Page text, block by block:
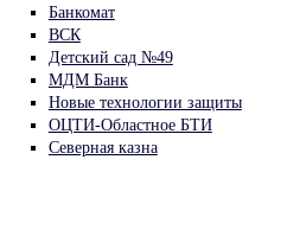
Банкомат
ВСК
Детский сад №49
МДМ Банк
Новые технологии защиты
ОЦТИ-Областное БТИ
Северная казна